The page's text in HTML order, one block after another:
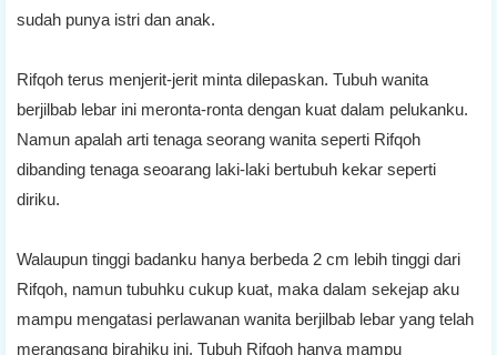
sudah punya istri dan anak.
Rifqoh terus menjerit-jerit minta dilepaskan. Tubuh wanita
berjilbab lebar ini meronta-ronta dengan kuat dalam pelukanku.
Namun apalah arti tenaga seorang wanita seperti Rifqoh
dibanding tenaga seoarang laki-laki bertubuh kekar seperti
diriku.
Walaupun tinggi badanku hanya berbeda 2 cm lebih tinggi dari
Rifqoh, namun tubuhku cukup kuat, maka dalam sekejap aku
mampu mengatasi perlawanan wanita berjilbab lebar yang telah
merangsang birahiku ini. Tubuh Rifqoh hanya mampu